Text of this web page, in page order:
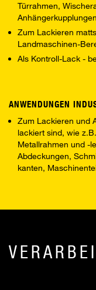
Türrahmen,
Zum Lackieren
Landmaschinen-
Als Kontroll-Lack -
ANWENDUNGEN
Zum Lackieren und
lackiert sind, wie
Metallrahmen und -
Abdeckungen,
kanten,